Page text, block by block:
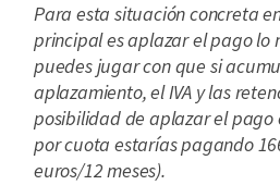
Para esta situación concreta
principal es aplazar el pago lo
puedes jugar con que si
aplazamiento, el IVA y las
posibilidad de aplazar el pago
por cuota estarías pagando
euros/12 meses).